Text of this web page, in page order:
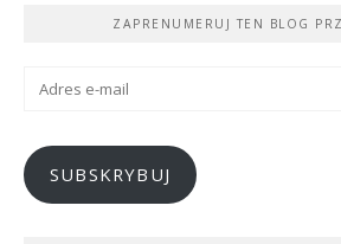
ZAPRENUMERUJ TEN BLOG
Adres
SUBSKRYBUJ